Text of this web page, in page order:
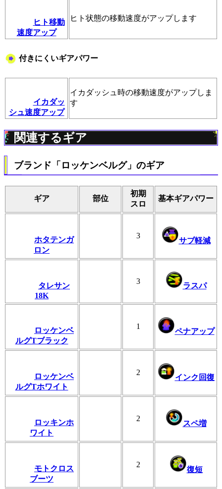
ヒト移動
速度アップ
ヒト状態の移動速度がアップします
付きにくいギアパワー
イカダッ
シュ速度アップ
イカダッシュ時の移動速度がアップしま
す
関連するギア
ブランド「ロッケンベルグ」のギア
ギア 部位
初期
スロ
基本ギアパワー
ホタテンガ
ロン
3
サブ軽減
タレサン
18K
3
ラスパ
ロッケンベ
ルグTブラック
1
ペナアップ
ロッケンベ
ルグTホワイト
2
インク回復
ロッキンホ
ワイト
2
スペ増
モトクロス
ブーツ
2
復短